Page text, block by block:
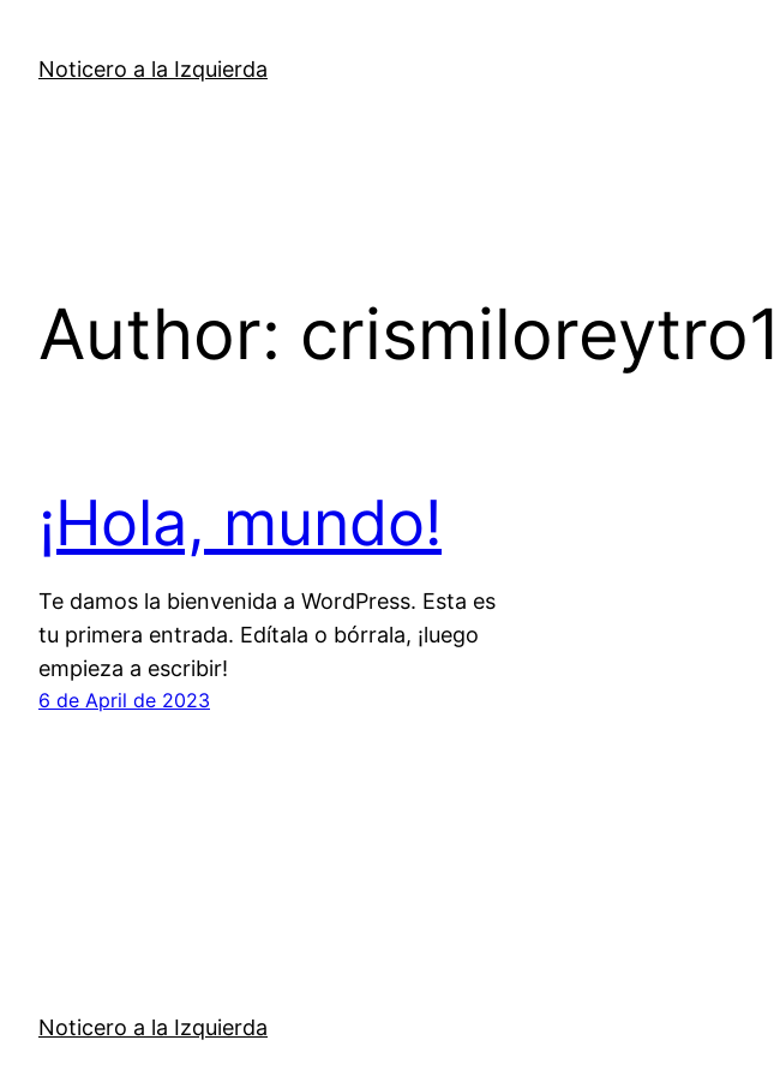
content
Noticero a la Izquierda
Author: crismiloreytro1
¡Hola, mundo!
Te damos la bienvenida a WordPress. Esta es
tu primera entrada. Edítala o bórrala, ¡luego
empieza a escribir!
6 de April de 2023
Noticero a la Izquierda